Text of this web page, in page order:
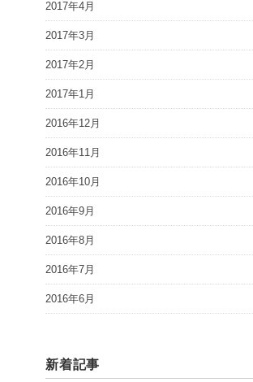
2017年4月
2017年3月
2017年2月
2017年1月
2016年12月
2016年11月
2016年10月
2016年9月
2016年8月
2016年7月
2016年6月
新着記事